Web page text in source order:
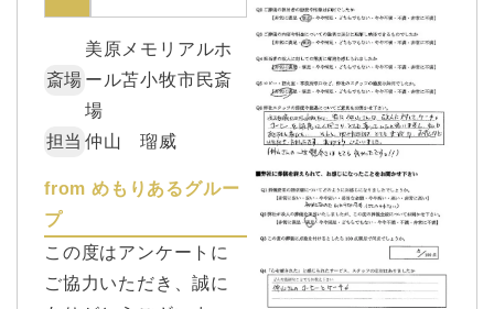
斎場
美原メモリアルホ
ール苫小牧市民斎
場
担当 仲山 瑠威
from めもりあるグルー
プ
この度はアンケートに
ご協力いただき、誠に